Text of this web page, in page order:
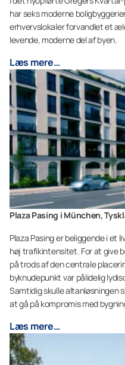
har seks moderne
erhvervslokaler forvandlet et
levende, moderne del af byen.
Læs mere…
Plaza Pasing i München,
Plaza Pasing er beliggende i et
høj trafikintensitet. For at give
på trods af den centrale
byknudepunkt var pålidelig
Samtidig skulle altanløsningen
at gå på kompromis med
Læs mere…